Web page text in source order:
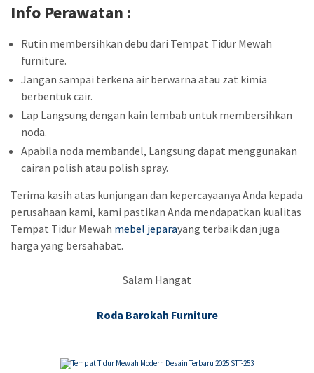
Info Perawatan :
Rutin membersihkan debu dari Tempat Tidur Mewah
furniture.
Jangan sampai terkena air berwarna atau zat kimia
berbentuk cair.
Lap Langsung dengan kain lembab untuk membersihkan
noda.
Apabila noda membandel, Langsung dapat menggunakan
cairan polish atau polish spray.
Terima kasih atas kunjungan dan kepercayaanya Anda kepada
perusahaan kami, kami pastikan Anda mendapatkan kualitas
Tempat Tidur Mewah mebel jeparayang terbaik dan juga
harga yang bersahabat.
Salam Hangat
Roda Barokah Furniture